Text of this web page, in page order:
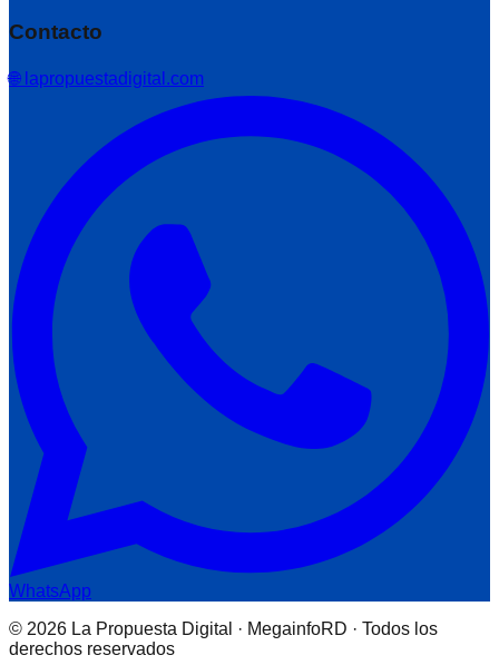
Contacto
🌐 lapropuestadigital.com
WhatsApp
© 2026 La Propuesta Digital · MegainfoRD · Todos los
derechos reservados